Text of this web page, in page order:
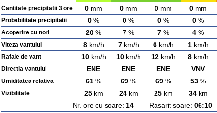
Cantitate precipitatii 3 ore 0 mm 0 mm 0 mm 0 mm
Probabilitate precipitatii 0 % 0 % 0 % 0 %
Acoperire cu nori 20 % 7 % 7 % 4 %
Viteza vantului 8km/h 7km/h 6km/h 1km/h
Rafale de vant 10km/h 10km/h 12km/h 8km/h
Directia vantului ENE ENE ENE VNV
Umiditatea relativa 61 % 69 % 69 % 53 %
Vizibilitate 25km 24km 25km 34km
Nr. ore cu soare: 14Rasarit soare: 06:10